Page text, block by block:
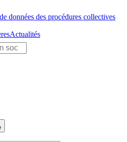
données des procédures collectives
Actualités